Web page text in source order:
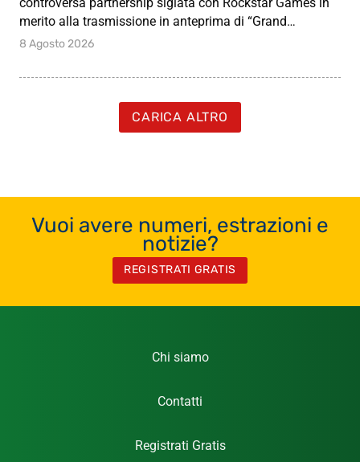
merito alla trasmissione in anteprima di “Grand…
8 Agosto 2026
CARICA ALTRO
Vuoi avere numeri, estrazioni e
notizie?
REGISTRATI GRATIS
Chi siamo
Contatti
Registrati Gratis